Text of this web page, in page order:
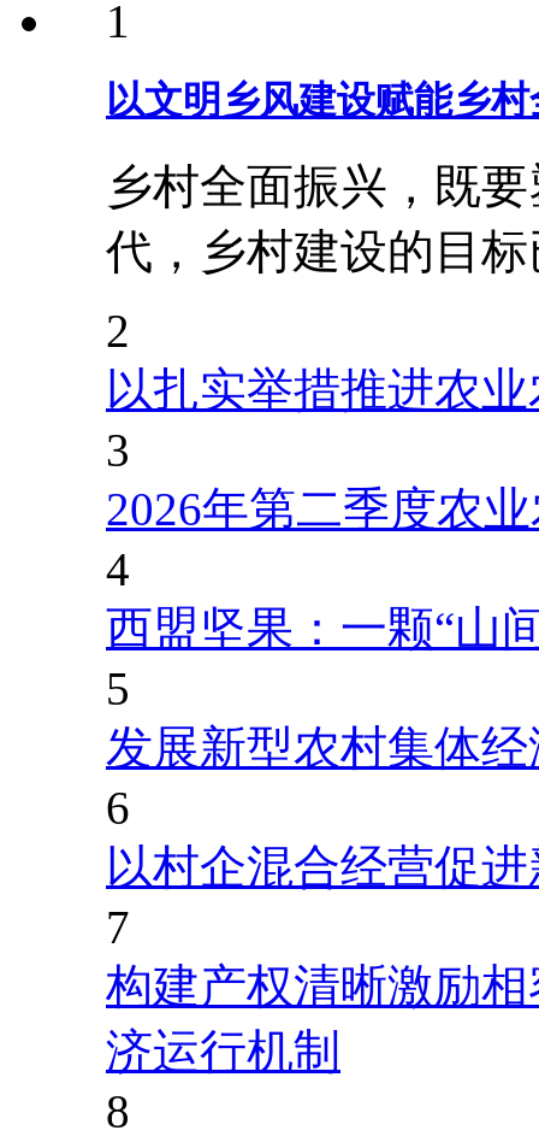
1
以文明乡风建设赋能乡
乡村全面振兴，既
代，乡村建设的目
2
以扎实举措推进农
3
2026年第二季度农
4
西盟坚果：一颗“山
5
发展新型农村集体
6
以村企混合经营促
7
构建产权清晰激励
济运行机制
8